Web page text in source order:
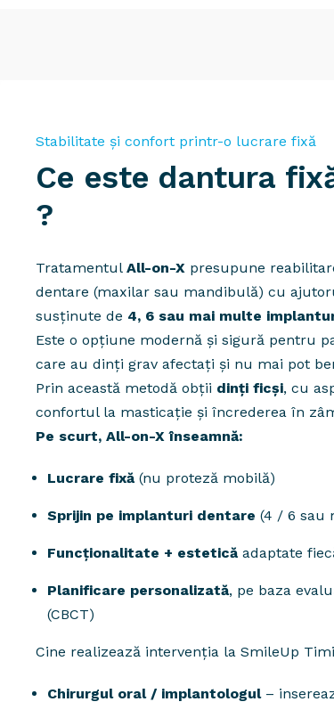
Stabilitate și confort printr-o lucrare fixă
Ce este dantura
?
Tratamentul All-on-X presupune
dentare (maxilar sau mandibulă) cu
susținute de 4, 6 sau mai multe
Este o opțiune modernă și sigură pentru
care au dinți grav afectați și nu mai pot
Prin această metodă obții dinți ficși, cu
confortul la masticație și încrederea în
Pe scurt, All-on-X înseamnă:
Lucrare fixă (nu proteză mobilă)
Sprijin pe implanturi dentare (4 / 6 sau
Funcționalitate + estetică adaptate
Planificare personalizată, pe baza
(CBCT)
Cine realizează intervenția la SmileUp
Chirurgul oral / implantologul–